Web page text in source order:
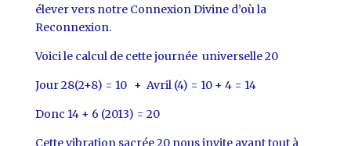
élever vers notre Connexion Divine d’où la
Reconnexion.
Voici le calcul de cette journée universelle 20
Jour 28(2+8) = 10 + Avril (4) = 10 + 4 = 14
Donc 14 + 6 (2013) = 20
Cette vibration sacrée 20 nous invite avant tout à